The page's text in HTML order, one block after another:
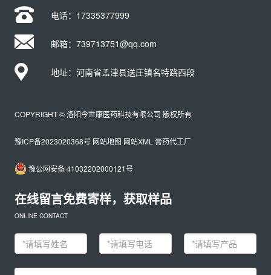
电话： 17335377999
邮箱：739713751@qq.com
地址：河南省孟津县送庄镇名特路西段
COPYRIGHT © 洛阳今世康医药科技有限公司 版权所有
豫ICP备2023020368号 网站地图 网站XML 膏药代工厂
豫公网安备 41032202000121号
在线留言免费寄样，获取样品
ONLINE CONTACT